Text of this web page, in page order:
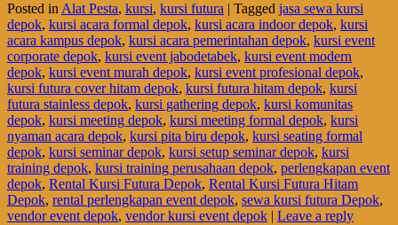
Posted in Alat Pesta, kursi, kursi futura | Tagged jasa sewa kursi
depok, kursi acara formal depok, kursi acara indoor depok, kursi
acara kampus depok, kursi acara pemerintahan depok, kursi event
corporate depok, kursi event jabodetabek, kursi event modern
depok, kursi event murah depok, kursi event profesional depok,
kursi futura cover hitam depok, kursi futura hitam depok, kursi
futura stainless depok, kursi gathering depok, kursi komunitas
depok, kursi meeting depok, kursi meeting formal depok, kursi
nyaman acara depok, kursi pita biru depok, kursi seating formal
depok, kursi seminar depok, kursi setup seminar depok, kursi
training depok, kursi training perusahaan depok, perlengkapan event
depok, Rental Kursi Futura Depok, Rental Kursi Futura Hitam
Depok, rental perlengkapan event depok, sewa kursi futura Depok,
vendor event depok, vendor kursi event depok | Leave a reply